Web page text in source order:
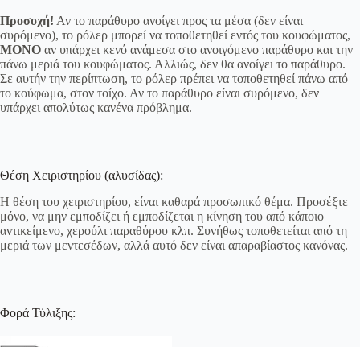
Προσοχή! Αν το παράθυρο ανοίγει προς τα μέσα (δεν είναι
συρόμενο), το ρόλερ μπορεί να τοποθετηθεί εντός του κουφώματος,
ΜΟΝΟ αν υπάρχει κενό ανάμεσα στο ανοιγόμενο παράθυρο και την
πάνω μεριά του κουφώματος. Αλλιώς, δεν θα ανοίγει το παράθυρο.
Σε αυτήν την περίπτωση, το ρόλερ πρέπει να τοποθετηθεί πάνω από
το κούφωμα, στον τοίχο. Αν το παράθυρο είναι συρόμενο, δεν
υπάρχει απολύτως κανένα πρόβλημα.
Θέση Χειριστηρίου (αλυσίδας):
Η θέση του χειριστηρίου, είναι καθαρά προσωπικό θέμα. Προσέξτε
μόνο, να μην εμποδίζει ή εμποδίζεται η κίνηση του από κάποιο
αντικείμενο, χερούλι παραθύρου κλπ. Συνήθως τοποθετείται από τη
μεριά των μεντεσέδων, αλλά αυτό δεν είναι απαραβίαστος κανόνας.
Φορά Τύλιξης: